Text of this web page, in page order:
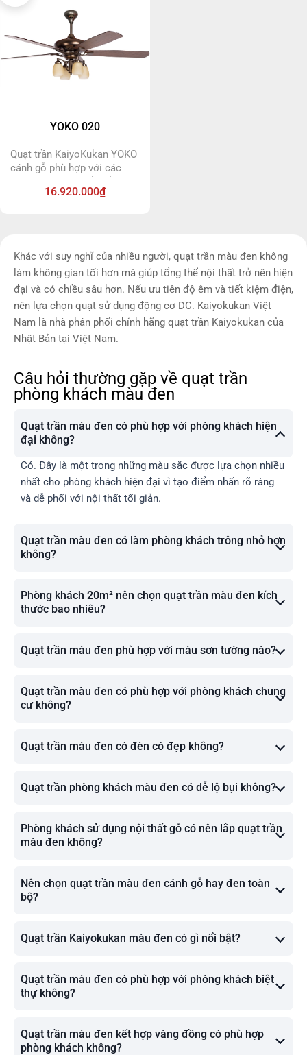
YOKO 020
Quạt trần KaiyoKukan YOKO
cánh gỗ phù hợp với các
tân cổ điển, với bầu đèn
tiết kiệm điện.
16.920.000₫
Khác với suy nghĩ của nhiều người, quạt trần màu đen không
làm không gian tối hơn mà giúp tổng thể nội thất trở nên hiện
đại và có chiều sâu hơn. Nếu ưu tiên độ êm và tiết kiệm điện,
nên lựa chọn quạt sử dụng động cơ DC. Kaiyokukan Việt
Nam là nhà phân phối chính hãng quạt trần Kaiyokukan của
Nhật Bản tại Việt Nam.
Câu hỏi thường gặp về quạt trần
phòng khách màu đen
Quạt trần màu đen có phù hợp với phòng khách hiện
đại không?
Có. Đây là một trong những màu sắc được lựa chọn nhiều
nhất cho phòng khách hiện đại vì tạo điểm nhấn rõ ràng
và dễ phối với nội thất tối giản.
Quạt trần màu đen có làm phòng khách trông nhỏ hơn
không?
Phòng khách 20m² nên chọn quạt trần màu đen kích
thước bao nhiêu?
Quạt trần màu đen phù hợp với màu sơn tường nào?
Quạt trần màu đen có phù hợp với phòng khách chung
cư không?
Quạt trần màu đen có đèn có đẹp không?
Quạt trần phòng khách màu đen có dễ lộ bụi không?
Phòng khách sử dụng nội thất gỗ có nên lắp quạt trần
màu đen không?
Nên chọn quạt trần màu đen cánh gỗ hay đen toàn
bộ?
Quạt trần Kaiyokukan màu đen có gì nổi bật?
Quạt trần màu đen có phù hợp với phòng khách biệt
thự không?
Quạt trần màu đen kết hợp vàng đồng có phù hợp
phòng khách không?